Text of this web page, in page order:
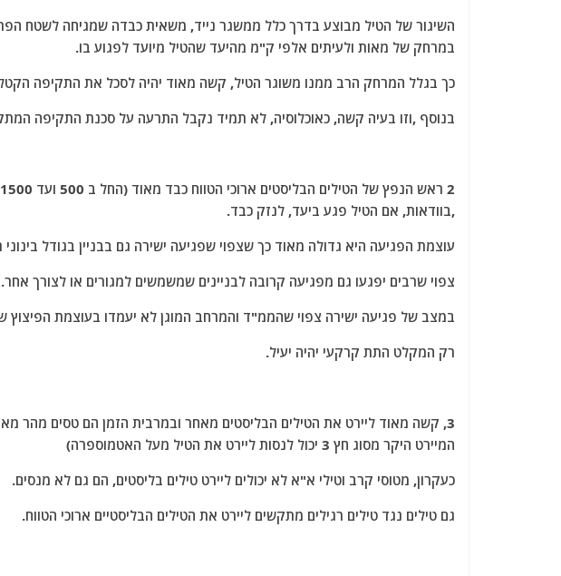
השיגור של הטיל מבוצע בדרך כלל ממשגר נייד, משאית כבדה שמגיחה לשטח
במרחק של מאות ולעיתים אלפי ק"מ מהיעד שהטיל מיועד לפגוע בו.
כך בגלל המרחק הרב ממנו משוגר הטיל, קשה מאוד יהיה לסכל את התקיפה
בנוסף ,וזו בעיה קשה, כאוכלוסיה, לא תמיד נקבל התרעה על סכנת התקיפה
,בוודאות, אם הטיל פגע ביעד, לנזק כבד.
עוצמת הפגיעה היא גדולה מאוד כך שצפוי שפגיעה ישירה גם בבניין בגודל בינוני
צפוי שרבים יפגעו גם מפגיעה קרובה לבניינים שמשמשים למגורים או לצורך אחר.
במצב של פגיעה ישירה צפוי שהממ"ד והמרחב המוגן לא יעמדו בעוצמת הפיצוץ
רק המקלט התת קרקעי יהיה יעיל.
3, קשה מאוד ליירט את הטילים הבליסטים מאחר ובמרבית הזמן הם טסים מהר
המיירט היקר מסוג חץ 3 יכול לנסות ליירט את הטיל מעל האטמוספרה)
כעקרון, מטוסי קרב וטילי א"א לא יכולים ליירט טילים בליסטים, הם גם לא מנסים.
גם טילים נגד טילים רגילים מתקשים ליירט את הטילים הבליסטיים ארוכי הטווח.